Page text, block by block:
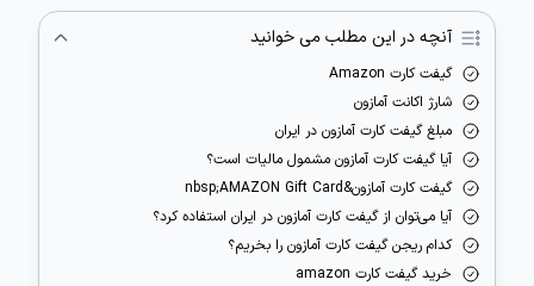
آنچه در این مطلب می خوانید
گیفت کارت Amazon
شارژ اکانت آمازون
مبلغ گیفت کارت آمازون در ایران
آیا گیفت کارت آمازون مشمول مالیات است؟
گیفت کارت آمازون&nbsp;AMAZON Gift Card
آیا می‌توان از گیفت کارت آمازون در ایران استفاده کرد؟
کدام ریجن گیفت کارت آمازون را بخریم؟
خرید گیفت کارت amazon